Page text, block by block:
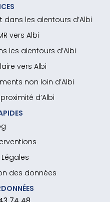
les alentours d’Albi
vers Albi
les alentours d’Albi
vers Albi
non loin d’Albi
d’Albi
des données